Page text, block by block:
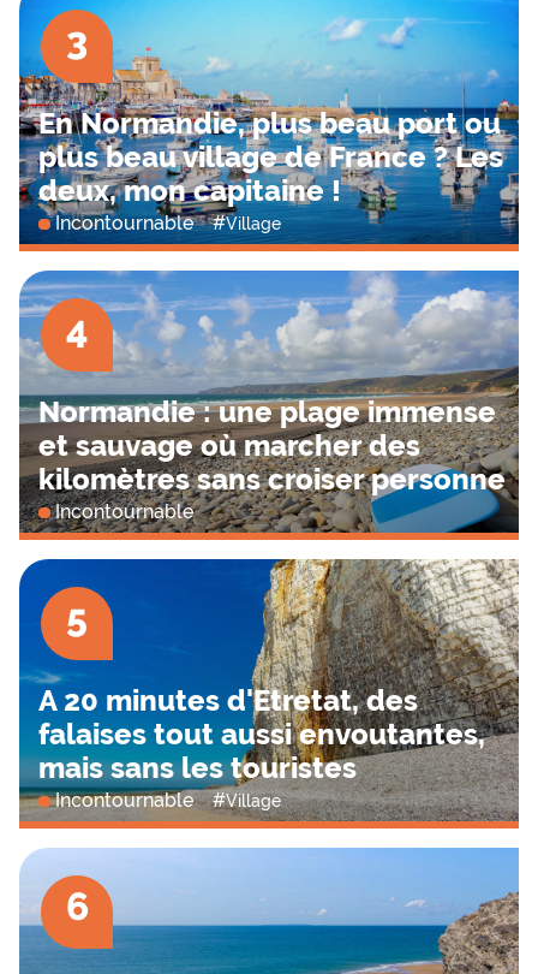
3
En Normandie, plus beau port ou
plus beau village de France ? Les
deux, mon capitaine !
Incontournable #Village
4
Normandie : une plage immense
et sauvage où marcher des
kilomètres sans croiser personne
Incontournable
5
A 20 minutes d'Etretat, des
falaises tout aussi envoutantes,
mais sans les touristes
Incontournable #Village
6